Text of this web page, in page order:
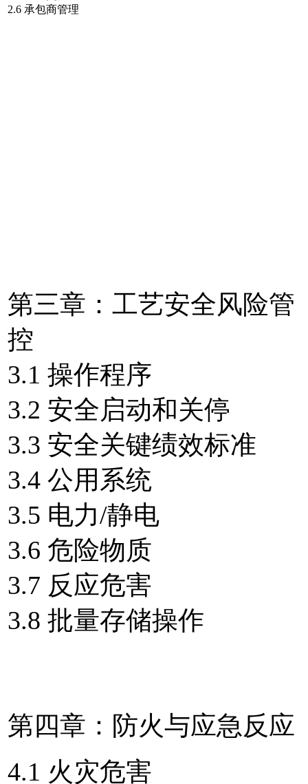
2.6 承包商管理
第三章：工艺安全风险管
控
3.1 操作程序
3.2 安全启动和关停
3.3 安全关键绩效标准
3.4 公用系统
3.5 电力/静电
3.6 危险物质
3.7 反应危害
3.8 批量存储操作
第四章：防火与应急反应
4.1 火灾危害